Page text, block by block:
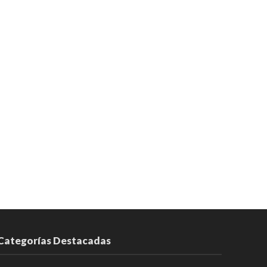
Destacadas